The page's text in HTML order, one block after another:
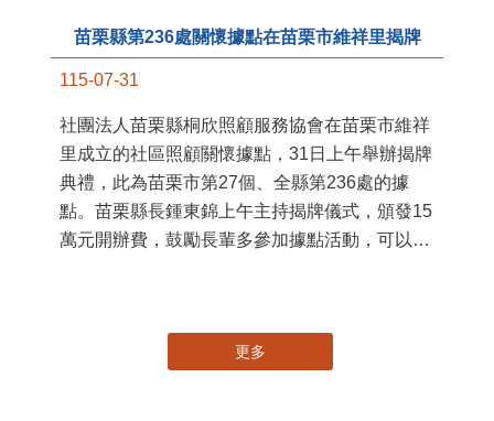
苗栗縣第236處關懷據點在苗栗市維祥里揭牌
115-07-31
社團法人苗栗縣桐欣照顧服務協會在苗栗市維祥
里成立的社區照顧關懷據點，31日上午舉辦揭牌
典禮，此為苗栗市第27個、全縣第236處的據
點。苗栗縣長鍾東錦上午主持揭牌儀式，頒發15
萬元開辦費，鼓勵長輩多參加據點活動，可以更
更多